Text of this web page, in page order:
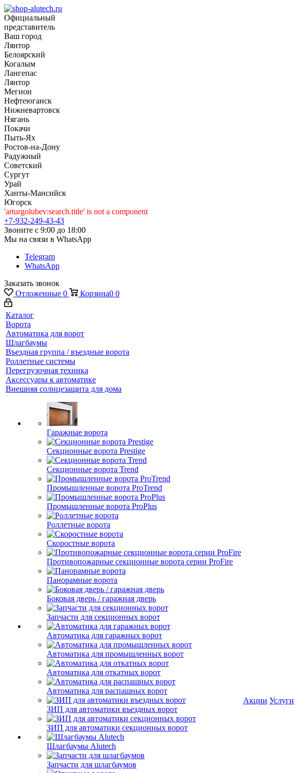
Официальный
представитель
Ваш город
Лянтор
Белоярский
Когалым
Лангепас
Лянтор
Мегион
Нефтеюганск
Нижневартовск
Нягань
Покачи
Пыть-Ях
Рoстов-на-Дону
Радужный
Советский
Сургут
Урай
Ханты-Мансийск
Югорск
'arturgolubev:search.title' is not a component
+7-932-249-43-43
Звоните с 9:00 до 18:00
Мы на связи в WhatsApp
Telegram
WhatsApp
Заказать звонок
Отложенные 0 Корзина0 0
Каталог
Ворота
Автоматика для ворот
Шлагбаумы
Въездная группа / въездные ворота
Роллетные системы
Перегрузочная техника
Аксессуары к автоматике
Внешняя солнцезащита для дома
Гаражные ворота
Секционные ворота Prestige
Секционные ворота Trend
Промышленные ворота ProTrend
Промышленные ворота ProPlus
Роллетные ворота
Скоростные ворота
Противопожарные секционные ворота серии ProFire
Панорамные ворота
Боковая дверь / гаражная дверь
Запчасти для секционных ворот
Автоматика для гаражных ворот
Автоматика для промышленных ворот
Автоматика для откатных ворот
Автоматика для распашных ворот
ЗИП для автоматики въездных ворот
ЗИП для автоматики секционных ворот
Шлагбаумы Alutech
Запчасти для шлагбаумов
Акции Услуги